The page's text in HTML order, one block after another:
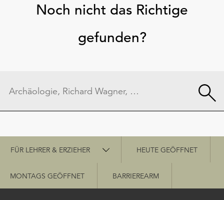
Noch nicht das Richtige
gefunden?
Schnellzugriff
FÜR LEHRER & ERZIEHER HEUTE GEÖFFNET
MONTAGS GEÖFFNET BARRIEREARM